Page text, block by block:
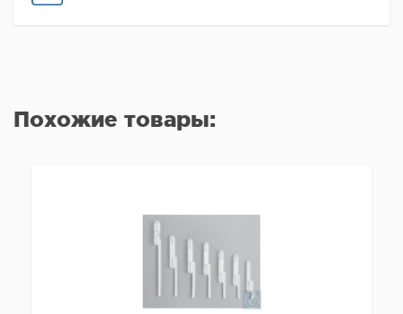
Похожие товары: